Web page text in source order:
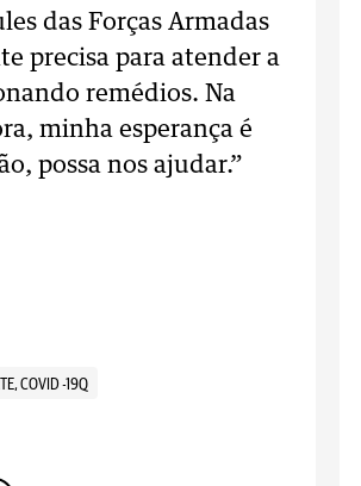
das Forças Armadas
precisa para atender a
remédios. Na
minha esperança é
possa nos ajudar.”
COVID -19Q